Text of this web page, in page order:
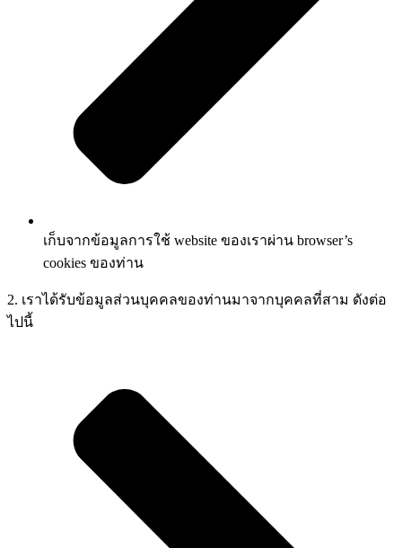
เก็บจากข้อมูลการใช้ website ของเราผ่าน browser’s
cookies ของท่าน
2. เราได้รับข้อมูลส่วนบุคคลของท่านมาจากบุคคลที่สาม ดังต่อ
ไปนี้